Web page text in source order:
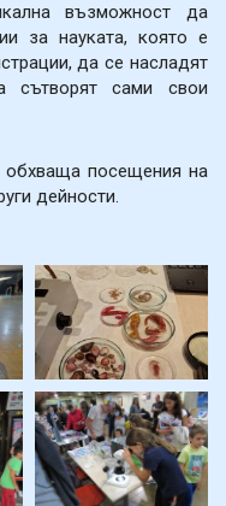
възможност да
за науката, която е
да се насладят
сътворят сами свои
посещения на
дейности.